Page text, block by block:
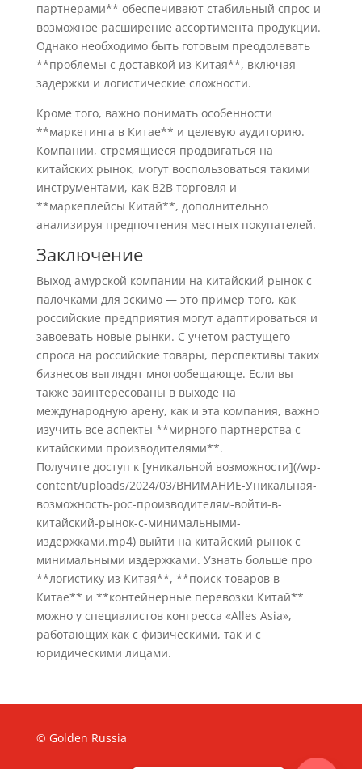
партнерами** обеспечивают стабильный спрос и
возможное расширение ассортимента продукции.
Однако необходимо быть готовым преодолевать
**проблемы с доставкой из Китая**, включая
задержки и логистические сложности.
Кроме того, важно понимать особенности
**маркетинга в Китае** и целевую аудиторию.
Компании, стремящиеся продвигаться на
китайских рынок, могут воспользоваться такими
инструментами, как B2B торговля и
**маркеплейсы Китай**, дополнительно
анализируя предпочтения местных покупателей.
Заключение
Выход амурской компании на китайский рынок с
палочками для эскимо — это пример того, как
российские предприятия могут адаптироваться и
завоевать новые рынки. С учетом растущего
спроса на российские товары, перспективы таких
бизнесов выглядят многообещающе. Если вы
также заинтересованы в выходе на
международную арену, как и эта компания, важно
изучить все аспекты **мирного партнерства с
китайскими производителями**.
Получите доступ к [уникальной возможности](/wp-
content/uploads/2024/03/ВНИМАНИЕ-Уникальная-
возможность-рос-производителям-войти-в-
китайский-рынок-с-минимальными-
издержками.mp4) выйти на китайский рынок с
минимальными издержками. Узнать больше про
**логистику из Китая**, **поиск товаров в
Китае** и **контейнерные перевозки Китай**
можно у специалистов конгресса «Alles Asia»,
работающих как с физическими, так и с
юридическими лицами.
© Golden Russia